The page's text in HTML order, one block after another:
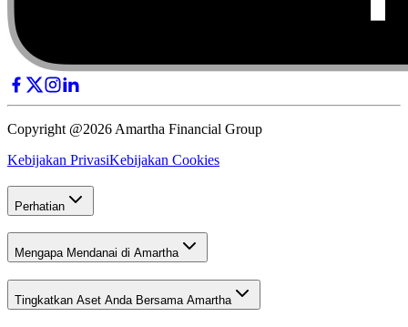
Copyright @2026 Amartha Financial Group
Kebijakan PrivasiKebijakan Cookies
Perhatian
Mengapa Mendanai di Amartha
Tingkatkan Aset Anda Bersama Amartha